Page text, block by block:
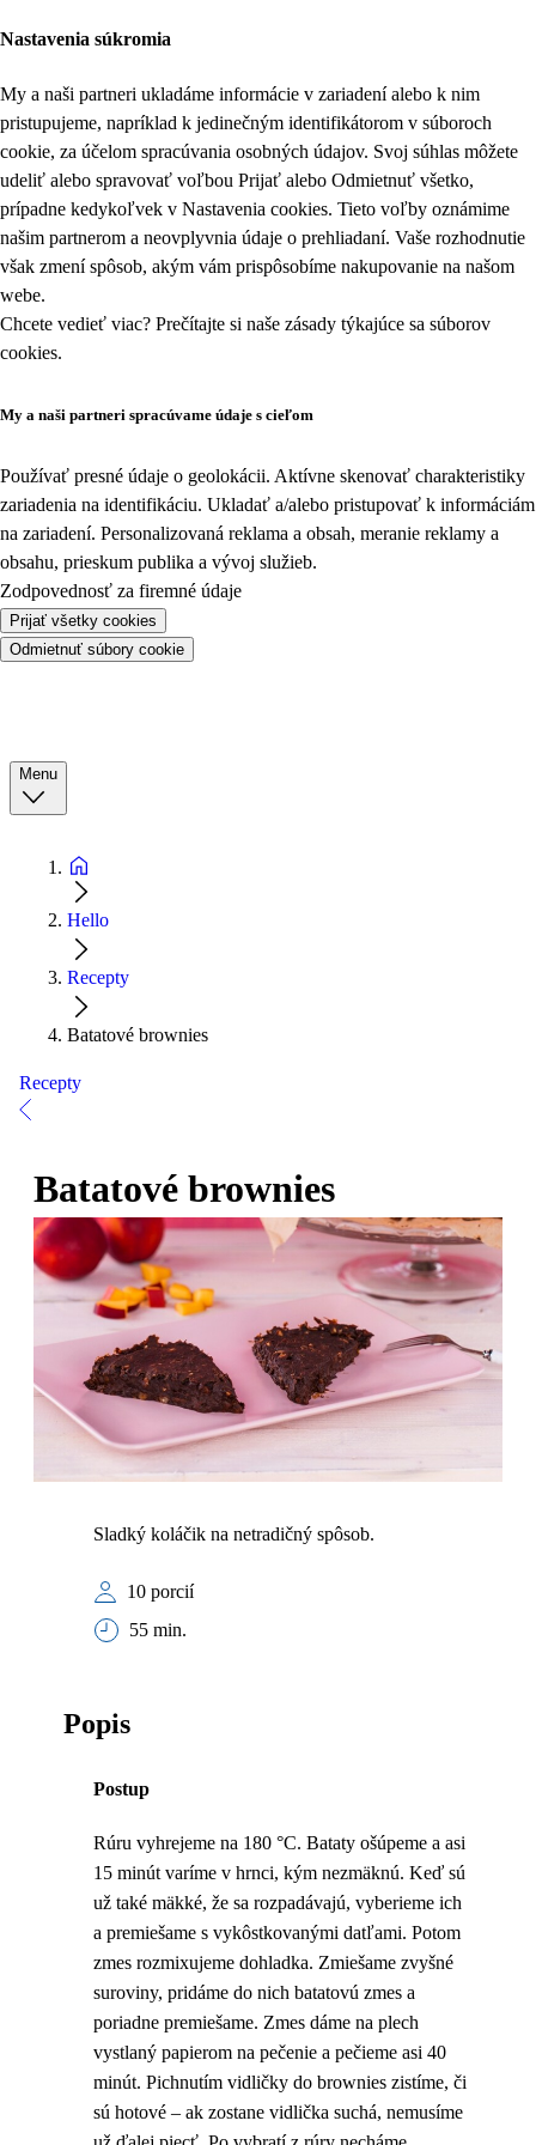
Nastavenia súkromia
My a naši partneri ukladáme informácie v zariadení alebo k nim
pristupujeme, napríklad k jedinečným identifikátorom v súboroch
cookie, za účelom spracúvania osobných údajov. Svoj súhlas môžete
udeliť alebo spravovať voľbou Prijať alebo Odmietnuť všetko,
prípadne kedykoľvek v Nastavenia cookies. Tieto voľby oznámime
našim partnerom a neovplyvnia údaje o prehliadaní. Vaše rozhodnutie
však zmení spôsob, akým vám prispôsobíme nakupovanie na našom
webe.
Chcete vedieť viac? Prečítajte si naše zásady týkajúce sa súborov
cookies.
My a naši partneri spracúvame údaje s cieľom
Používať presné údaje o geolokácii. Aktívne skenovať charakteristiky
zariadenia na identifikáciu. Ukladať a/alebo pristupovať k informáciám
na zariadení. Personalizovaná reklama a obsah, meranie reklamy a
obsahu, prieskum publika a vývoj služieb.
Zodpovednosť za firemné údaje
Prijať všetky cookies
Odmietnuť súbory cookie
Menu
Hello
Recepty
Batatové brownies
Recepty
Batatové brownies
Sladký koláčik na netradičný spôsob.
10 porcií
55 min.
Popis
Postup
Rúru vyhrejeme na 180 °C. Bataty ošúpeme a asi
15 minút varíme v hrnci, kým nezmäknú. Keď sú
už také mäkké, že sa rozpadávajú, vyberieme ich
a premiešame s vykôstkovanými datľami. Potom
zmes rozmixujeme dohladka. Zmiešame zvyšné
suroviny, pridáme do nich batatovú zmes a
poriadne premiešame. Zmes dáme na plech
vystlaný papierom na pečenie a pečieme asi 40
minút. Pichnutím vidličky do brownies zistíme, či
sú hotové – ak zostane vidlička suchá, nemusíme